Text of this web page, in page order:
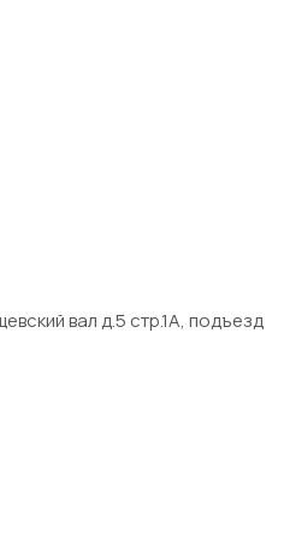
вал д.5 стр.1А, подъезд